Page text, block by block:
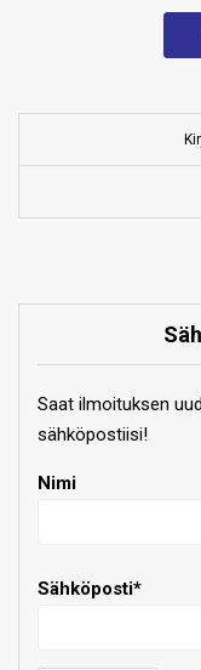
Saat ilmoituksen
sähköpostiisi!
Nimi
Sähköposti*